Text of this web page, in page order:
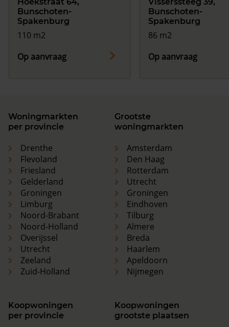
Hoekstraat 64,
Bunschoten-
Spakenburg
110 m2
Op aanvraag
Visserssteeg 39,
Bunschoten-
Spakenburg
86 m2
Op aanvraag
Woningmarkten
per provincie
Drenthe
Flevoland
Friesland
Gelderland
Groningen
Limburg
Noord-Brabant
Noord-Holland
Overijssel
Utrecht
Zeeland
Zuid-Holland
Grootste
woningmarkten
Amsterdam
Den Haag
Rotterdam
Utrecht
Groningen
Eindhoven
Tilburg
Almere
Breda
Haarlem
Apeldoorn
Nijmegen
Koopwoningen
per provincie
Koopwoningen
grootste plaatsen